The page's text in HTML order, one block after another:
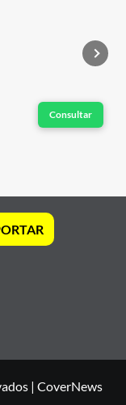
Consultar
| CoverNews